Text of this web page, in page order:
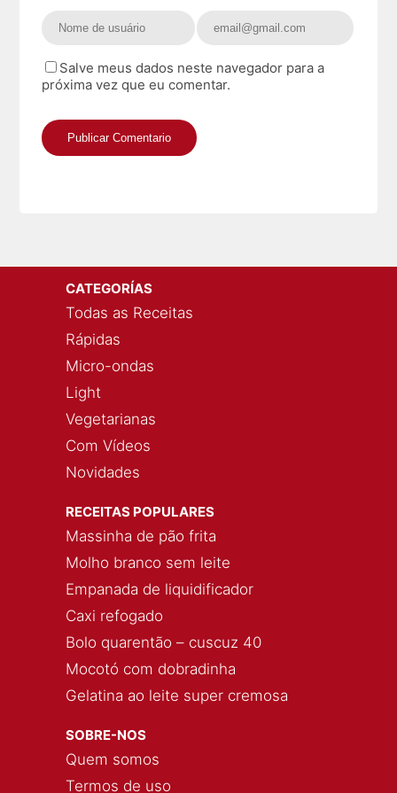
Salve meus dados neste navegador para a
próxima vez que eu comentar.
CATEGORÍAS
Todas as Receitas
Rápidas
Micro-ondas
Light
Vegetarianas
Com Vídeos
Novidades
RECEITAS POPULARES
Massinha de pão frita
Molho branco sem leite
Empanada de liquidificador
Caxi refogado
Bolo quarentão – cuscuz 40
Mocotó com dobradinha
Gelatina ao leite super cremosa
SOBRE-NOS
Quem somos
Termos de uso